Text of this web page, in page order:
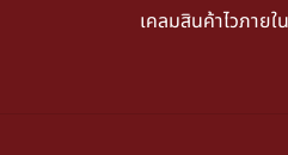
เคลมสินค้าไวภายใ